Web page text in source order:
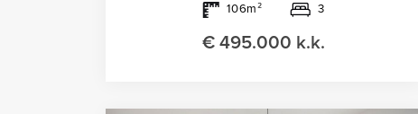
106m² 3
€ 495.000 k.k.